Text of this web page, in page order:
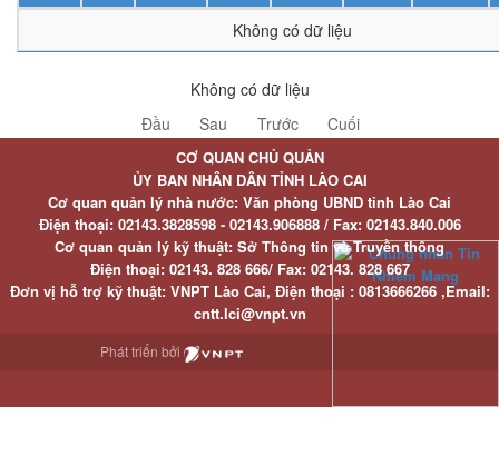
Không có dữ liệu
Không có dữ liệu
Đầu
Sau Trước Cuối
CƠ QUAN CHỦ QUẢN
ỦY BAN NHÂN DÂN TỈNH LÀO CAI
Cơ quan quản lý nhà nước: Văn phòng UBND tỉnh Lào Cai
Điện thoại:02143.3828598 - 02143.906888 / Fax:02143.840.006
Cơ quan quản lý kỹ thuật: Sở Thông tin và Truyền thông
Điện thoại:02143. 828 666/ Fax:02143. 828 667
Đơn vị hỗ trợ kỹ thuật: VNPT Lào Cai, Điện thoại : 0813666266 ,Email:
cntt.lci@vnpt.vn
Phát triển bởi